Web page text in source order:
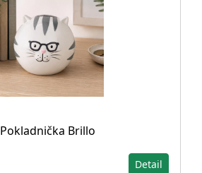
Pokladnička Brillo
Detail